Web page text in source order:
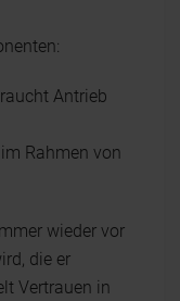
Antrieb
Rahmen von
wieder vor
die er
Vertrauen in